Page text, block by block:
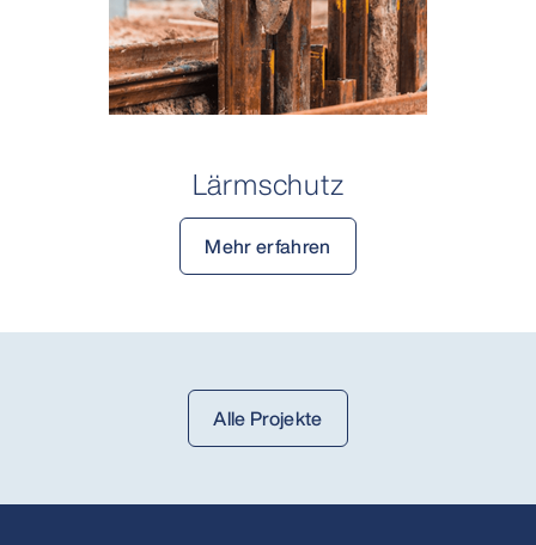
Lärmschutz
Mehr erfahren
Alle Projekte